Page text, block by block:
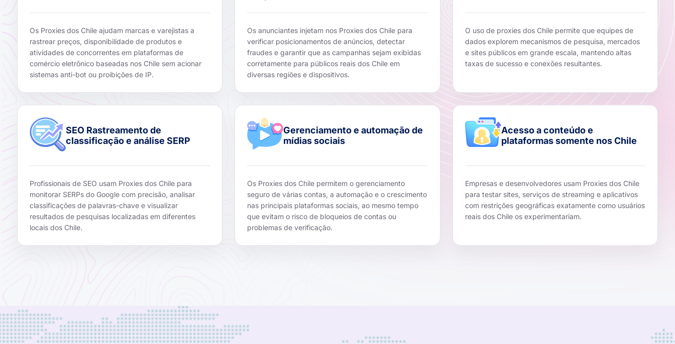
Os Proxies dos Chile ajudam marcas e varejistas a
rastrear preços, disponibilidade de produtos e
atividades de concorrentes em plataformas de
comércio eletrônico baseadas nos Chile sem acionar
sistemas anti-bot ou proibições de IP.
Os anunciantes injetam nos Proxies dos Chile para
verificar posicionamentos de anúncios, detectar
fraudes e garantir que as campanhas sejam exibidas
corretamente para públicos reais dos Chile em
diversas regiões e dispositivos.
O uso de proxies dos Chile permite que equipes de
dados explorem mecanismos de pesquisa, mercados
e sites públicos em grande escala, mantendo altas
taxas de sucesso e conexões resultantes.
SEO Rastreamento de
classificação e análise SERP
Profissionais de SEO usam Proxies dos Chile para
monitorar SERPs do Google com precisão, analisar
classificações de palavras-chave e visualizar
resultados de pesquisas localizadas em diferentes
locais dos Chile.
Gerenciamento e automação de
mídias sociais
Os Proxies dos Chile permitem o gerenciamento
seguro de várias contas, a automação e o crescimento
nas principais plataformas sociais, ao mesmo tempo
que evitam o risco de bloqueios de contas ou
problemas de verificação.
Acesso a conteúdo e
plataformas somente nos Chile
Empresas e desenvolvedores usam Proxies dos Chile
para testar sites, serviços de streaming e aplicativos
com restrições geográficas exatamente como usuários
reais dos Chile os experimentariam.